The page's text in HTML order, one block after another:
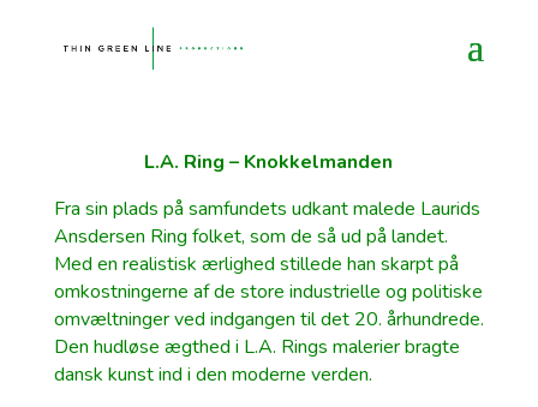
L.A. Ring – Knokkelmanden
Fra sin plads på samfundets udkant malede Laurids
Ansdersen Ring folket, som de så ud på landet.
Med en realistisk ærlighed stillede han skarpt på
omkostningerne af de store industrielle og politiske
omvæltninger ved indgangen til det 20. århundrede.
Den hudløse ægthed i L.A. Rings malerier bragte
dansk kunst ind i den moderne verden.